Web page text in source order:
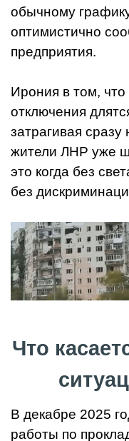
обычному
оптимистично
предприятия.
Ирония в том,
отключения
затрагивая сразу
жители ЛНР уже
это когда без
без
Что
В декабре 2025
работы по